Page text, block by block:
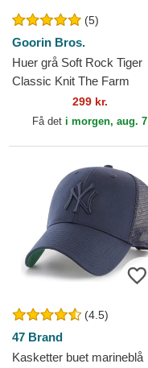
(5)
Goorin Bros.
Huer grå Soft Rock Tiger
Classic Knit The Farm
Goorin Bros.299 kr.
Få det i morgen, aug. 7
(4.5)
47 Brand
Kasketter buet marineblå